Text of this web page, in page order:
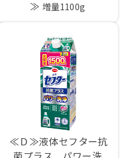
≫ 増量1100g
≪Ｄ≫液体セフター抗